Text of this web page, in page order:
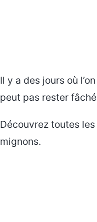
Il y a des jours où
peut pas rester
Découvrez toutes
mignons.